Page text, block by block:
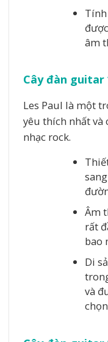
âm
Cây đàn guitar
Les Paul là một
yêu thích nhất và
nhạc rock.
Âm
rất
bao
Di
và